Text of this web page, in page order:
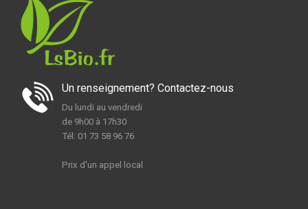
Un renseignement? Contactez-nous
Du lundi au vendredi
de 9h00 à 17h30
Tél: 01 73 58 96 76
Prix d'un appel local